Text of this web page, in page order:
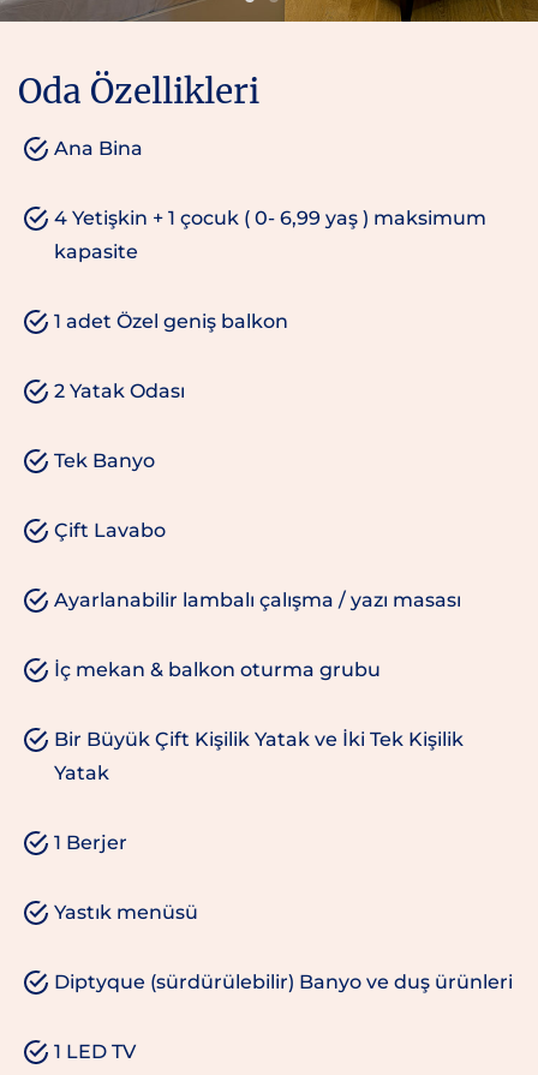
Oda Özellikleri
Ana Bina
4 Yetişkin + 1 çocuk ( 0- 6,99 yaş ) maksimum
kapasite
1 adet Özel geniş balkon
2 Yatak Odası
Tek Banyo
Çift Lavabo
Ayarlanabilir lambalı çalışma / yazı masası
İç mekan & balkon oturma grubu
Bir Büyük Çift Kişilik Yatak ve İki Tek Kişilik
Yatak
1 Berjer
Yastık menüsü
Diptyque (sürdürülebilir) Banyo ve duş ürünleri
1 LED TV